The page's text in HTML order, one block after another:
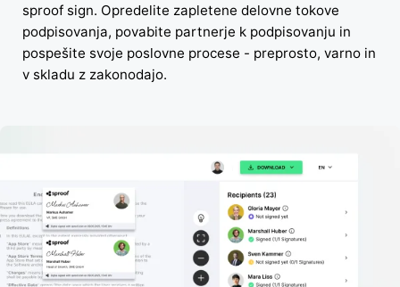
sproof sign. Opredelite zapletene delovne tokove
podpisovanja, povabite partnerje k podpisovanju in
pospešite svoje poslovne procese - preprosto, varno in
v skladu z zakonodajo.